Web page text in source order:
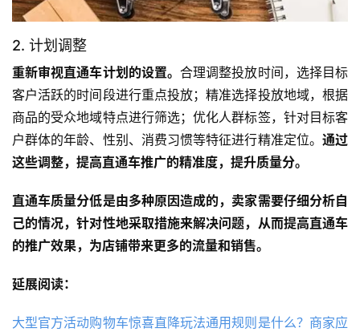
2. 计划调整
重新审视直通车计划的设置。合理调整投放时间，选择目标
客户活跃的时间段进行重点投放；精准选择投放地域，根据
商品的受众地域特点进行筛选；优化人群标签，针对目标客
户群体的年龄、性别、消费习惯等特征进行精准定位。 通过
这些调整，提高直通车推广的精准度，提升质量分。
直通车质量分低是由多种原因造成的，卖家需要仔细分析自
己的情况，针对性地采取措施来解决问题，从而提高直通车
的推广效果，为店铺带来更多的流量和销售。
延展阅读：
大型官方活动购物车惊喜直降玩法通用规则是什么？商家应